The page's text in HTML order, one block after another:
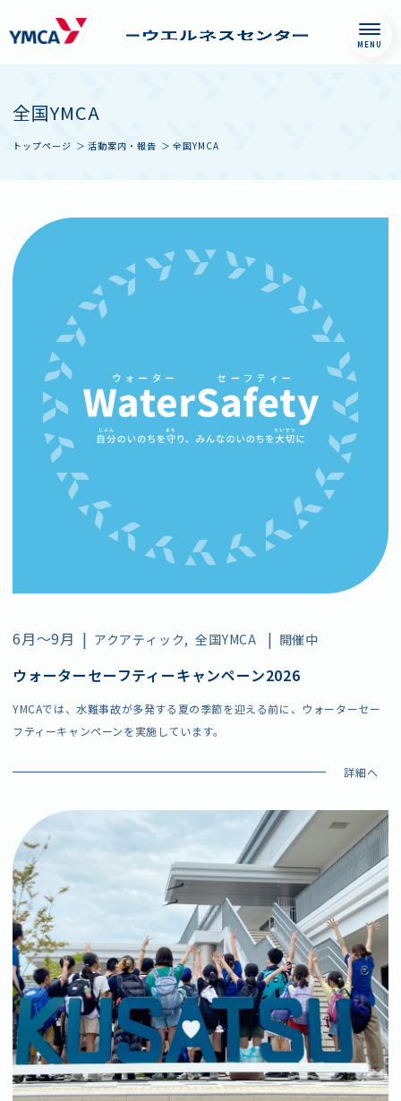
ーウエルネスセン
かり、誰かとつな
い場所。神戸YMCA
ネスセンターで
は、ウエルネスと
いう領域から一人
ひとりを見つめ、
個々にあった
Wellness Life
Styleの形成をお手
伝いします。
全国YMCA
トップページ 活動案内・報告 全国YMCA
6月〜9月 | アクアティック 全国YMCA | 開催中
ウォーターセーフティーキャンペーン2026
YMCAでは、水難事故が多発する夏の季節を迎える前に、ウォーターセー
フティーキャンペーンを実施しています。